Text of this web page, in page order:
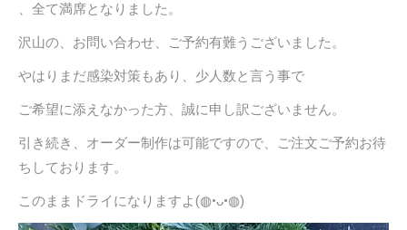
、全て満席となりました。
沢山の、お問い合わせ、ご予約有難うございました。
やはりまだ感染対策もあり、少人数と言う事で
ご希望に添えなかった方、誠に申し訳ございません。
引き続き、オーダー制作は可能ですので、ご注文ご予約お待
ちしております。
このままドライになりますよ(◍•ᴗ•◍)